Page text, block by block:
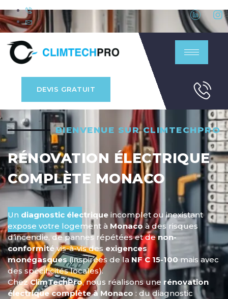
DEVIS GRATUIT
BIENVENUE SUR CLIMTECHPRO
RÉNOVATION ÉLECTRIQUE
COMPLÈTE MONACO
Un diagnostic électrique incomplet ou inexistant
expose votre logement à Monacoà des risques
d’incendie, de pannes répétées et denon-
conformitévis-à-vis des exigences
monégasques(inspirées de la NF C 15-100 mais avec
des spécificités locales).
ChezClimTechPro, nous réalisons une rénovation
électrique complète à Monaco : du diagnostic